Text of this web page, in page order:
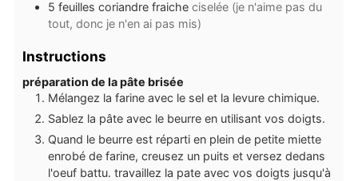
5 feuilles coriandre fraiche ciselée (je n'aime pas du
tout, donc je n'en ai pas mis)
Instructions
préparation de la pâte brisée
Mélangez la farine avec le sel et la levure chimique.
Sablez la pâte avec le beurre en utilisant vos doigts.
Quand le beurre est réparti en plein de petite miette
enrobé de farine, creusez un puits et versez dedans
l'oeuf battu. travaillez la pate avec vos doigts jusqu'à